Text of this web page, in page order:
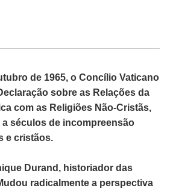
de 1965, o Concílio Vaticano
sobre as Relações da
com as Religiões Não-Cristãs,
a séculos de incompreensão
e cristãos.
Durand, historiador das
radicalmente a perspectiva